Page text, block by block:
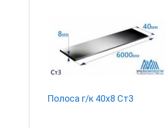
Полоса г/к 40х8 Ст3